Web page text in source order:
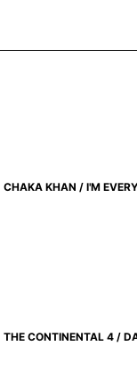
CHAKA KHAN / I'M
THE CONTINENTAL 4 /